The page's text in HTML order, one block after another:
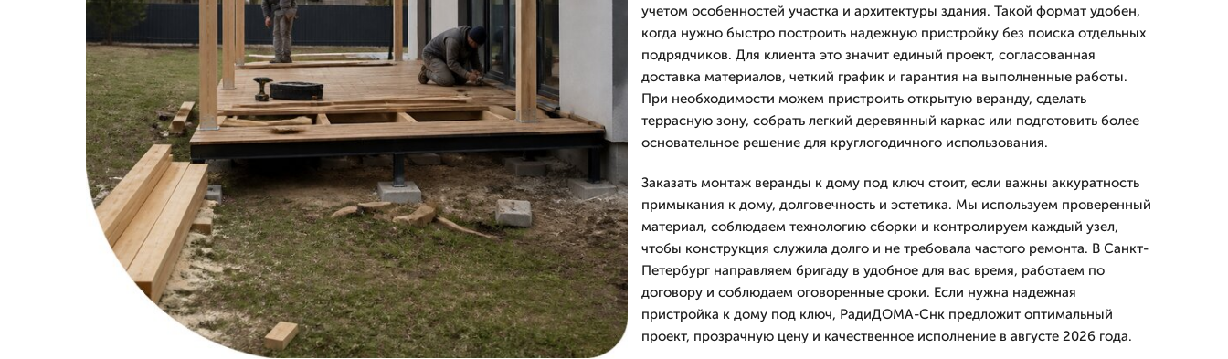
учетом особенностей участка и архитектуры здания. Такой формат удобен,
когда нужно быстро построить надежную пристройку без поиска отдельных
подрядчиков. Для клиента это значит единый проект, согласованная
доставка материалов, четкий график и гарантия на выполненные работы.
При необходимости можем пристроить открытую веранду, сделать
террасную зону, собрать легкий деревянный каркас или подготовить более
основательное решение для круглогодичного использования.
Заказать монтаж веранды к дому под ключ стоит, если важны аккуратность
примыкания к дому, долговечность и эстетика. Мы используем проверенный
материал, соблюдаем технологию сборки и контролируем каждый узел,
чтобы конструкция служила долго и не требовала частого ремонта. В Санкт-
Петербург направляем бригаду в удобное для вас время, работаем по
договору и соблюдаем оговоренные сроки. Если нужна надежная
пристройка к дому под ключ, РадиДОМА-Снк предложит оптимальный
проект, прозрачную цену и качественное исполнение в августе 2026 года.